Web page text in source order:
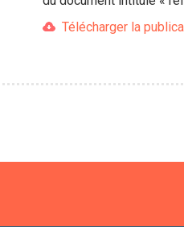
Télécharger la